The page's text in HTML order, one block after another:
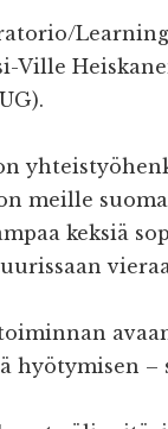
Ville
meille
keksiä
hyötymisen